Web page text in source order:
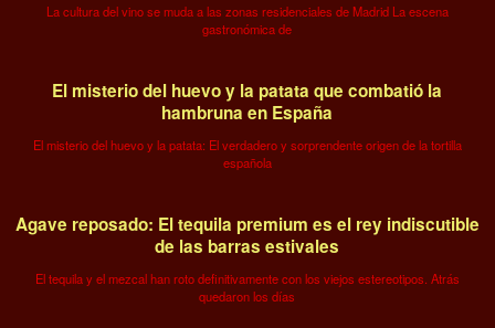
La cultura del vino se muda a las zonas residenciales de Madrid La escena
gastronómica de
El misterio del huevo y la patata que combatió la
hambruna en España
El misterio del huevo y la patata: El verdadero y sorprendente origen de la tortilla
española
Agave reposado: El tequila premium es el rey indiscutible
de las barras estivales
El tequila y el mezcal han roto definitivamente con los viejos estereotipos. Atrás
quedaron los días